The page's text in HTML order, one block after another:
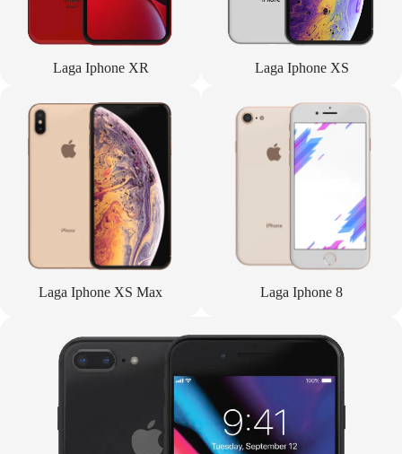
Laga Iphone XR Laga Iphone XS
Laga Iphone XS Max Laga Iphone 8